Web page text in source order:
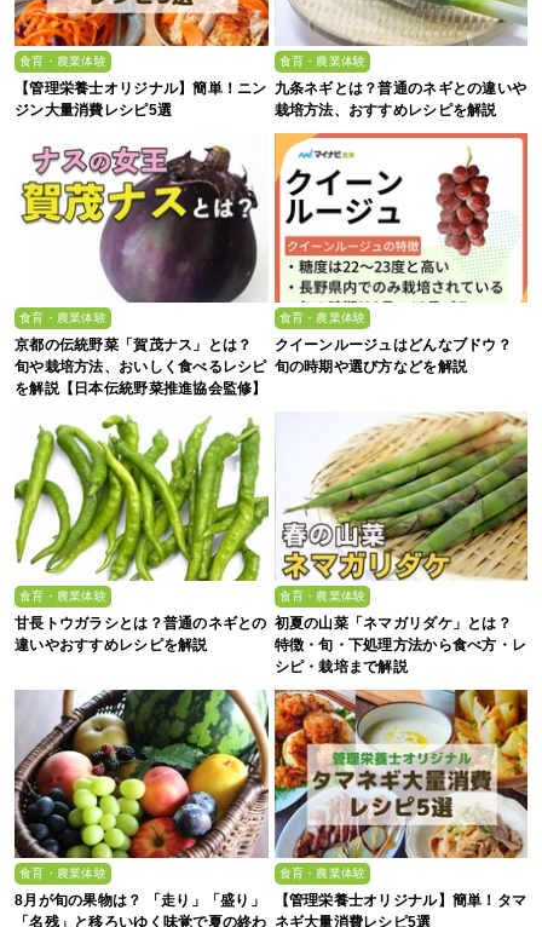
食育・農業体験
【管理栄養士オリジナル】簡単！ニン
ジン大量消費レシピ5選
食育・農業体験
九条ネギとは？普通のネギとの違いや
栽培方法、おすすめレシピを解説
食育・農業体験
京都の伝統野菜「賀茂ナス」とは？
旬や栽培方法、おいしく食べるレシピ
を解説【日本伝統野菜推進協会監修】
食育・農業体験
クイーンルージュはどんなブドウ？
旬の時期や選び方などを解説
食育・農業体験
甘長トウガラシとは？普通のネギとの
違いやおすすめレシピを解説
食育・農業体験
初夏の山菜「ネマガリダケ」とは？
特徴・旬・下処理方法から食べ方・レ
シピ・栽培まで解説
食育・農業体験
8月が旬の果物は？ 「走り」「盛り」
「名残」と移ろいゆく味覚で夏の終わ
食育・農業体験
【管理栄養士オリジナル】簡単！タマ
ネギ大量消費レシピ5選